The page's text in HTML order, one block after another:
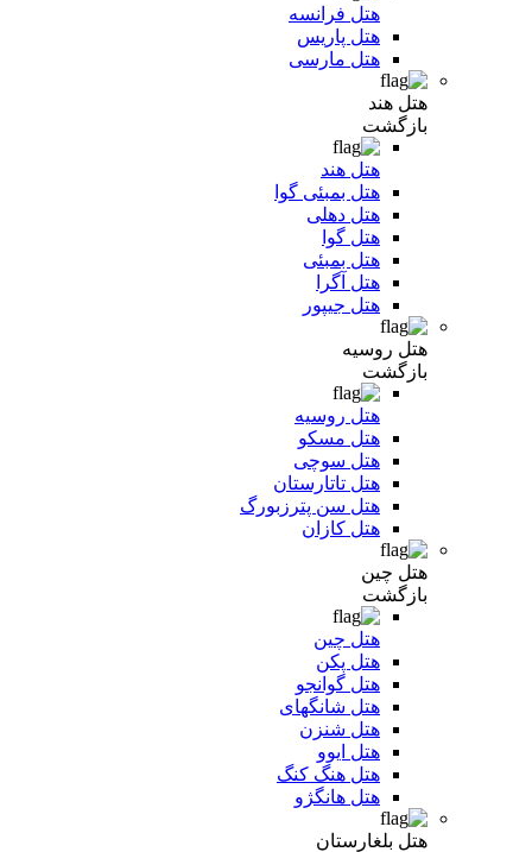
هتل فرانسه
هتل پاریس
هتل مارسی
هتل هند
بازگشت
هتل هند
هتل بمبئی گوا
هتل دهلی
هتل گوا
هتل بمبئی
هتل آگرا
هتل جیپور
هتل روسیه
بازگشت
هتل روسیه
هتل مسکو
هتل سوچی
هتل تاتارستان
هتل سن پترزبورگ
هتل کازان
هتل چین
بازگشت
هتل چین
هتل پکن
هتل گوانجو
هتل شانگهای
هتل شنزن
هتل ایوو
هتل هنگ کنگ
هتل هانگژو
هتل بلغارستان